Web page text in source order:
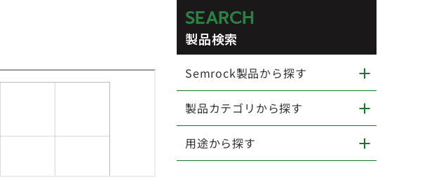
SEARCH
製品検索
Semrock製品から探す
製品カテゴリから探す
用途から探す